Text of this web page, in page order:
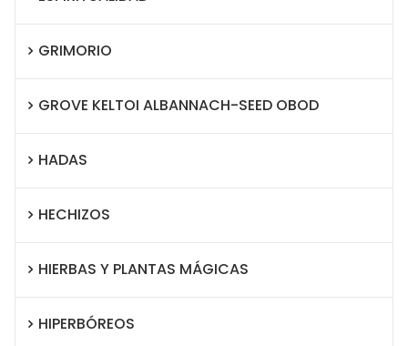
GRIMORIO
GROVE KELTOI ALBANNACH-SEED OBOD
HADAS
HECHIZOS
HIERBAS Y PLANTAS MÁGICAS
HIPERBÓREOS